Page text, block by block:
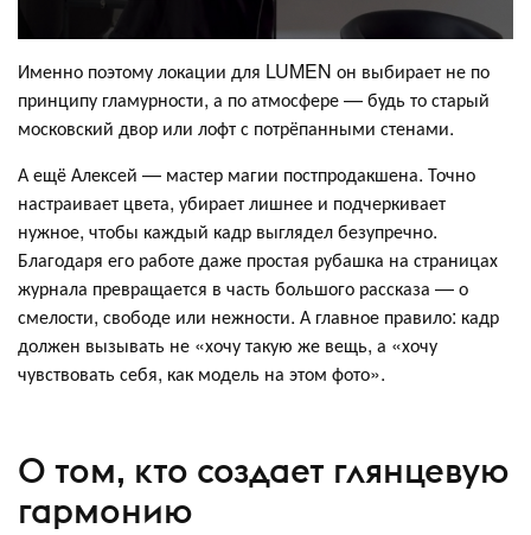
Именно поэтому локации для LUMEN он выбирает не по
принципу гламурности, а по атмосфере — будь то старый
московский двор или лофт с потрёпанными стенами.
А ещё Алексей — мастер магии постпродакшена. Точно
настраивает цвета, убирает лишнее и подчеркивает
нужное, чтобы каждый кадр выглядел безупречно.
Благодаря его работе даже простая рубашка на страницах
журнала превращается в часть большого рассказа — о
смелости, свободе или нежности. А главное правило: кадр
должен вызывать не «хочу такую же вещь, а «хочу
чувствовать себя, как модель на этом фото».
О том, кто создает глянцевую
гармонию